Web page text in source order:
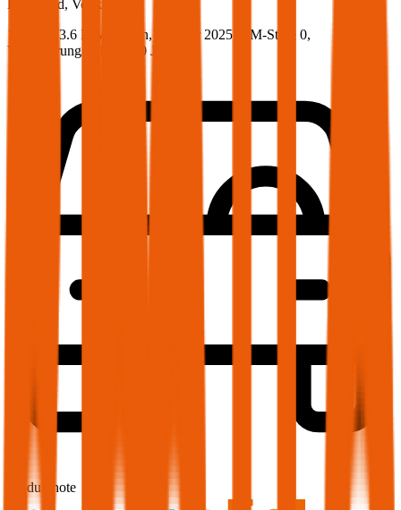
KIA
cee'd, Vollkasko
100 PS/73.6 KW, benzin, Baujahr 2025,
BM-Stufe 0,
Versicherungsnehmer 30 Jahre
Produktnote